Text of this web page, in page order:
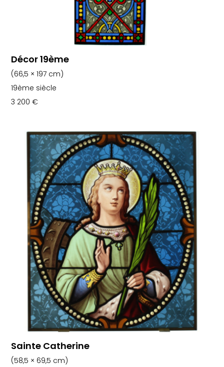
Décor 19ème
(66,5 × 197 cm)
19ème siècle
3 200€
Sainte Catherine
(58,5 × 69,5 cm)